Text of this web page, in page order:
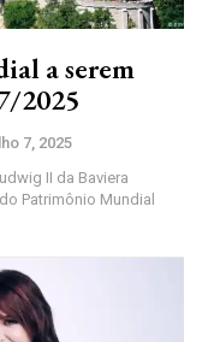
a serem
2025
7, 2025
II da Baviera
Patrimônio Mundial